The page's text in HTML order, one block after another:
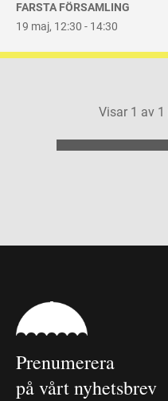
FARSTA FÖRSAMLING
19 maj, 12:30 - 14:30
Visar 1 av 1
Prenumerera
på vårt nyhetsbrev